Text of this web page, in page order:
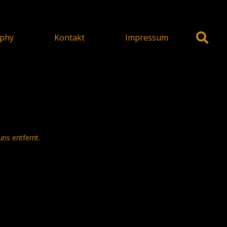
Kontakt Impressum
entfernt.